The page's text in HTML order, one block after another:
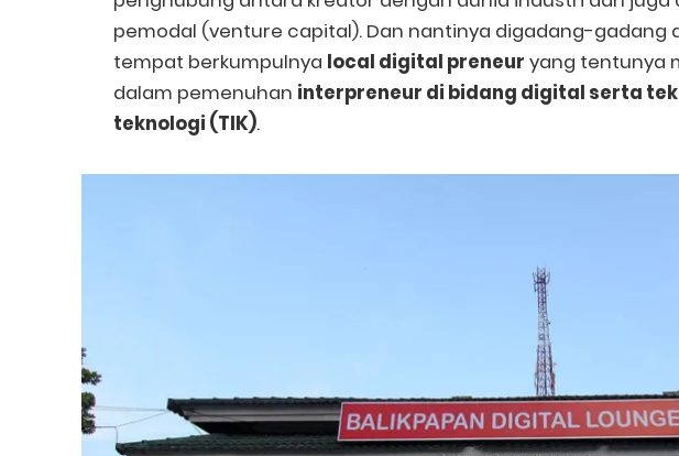
pemodal (venture capital). Dan nantinya digadang-gadang
tempat berkumpulnya local digital preneur yang tentunya
dalam pemenuhan interpreneur di bidang digital serta
teknologi (TIK).